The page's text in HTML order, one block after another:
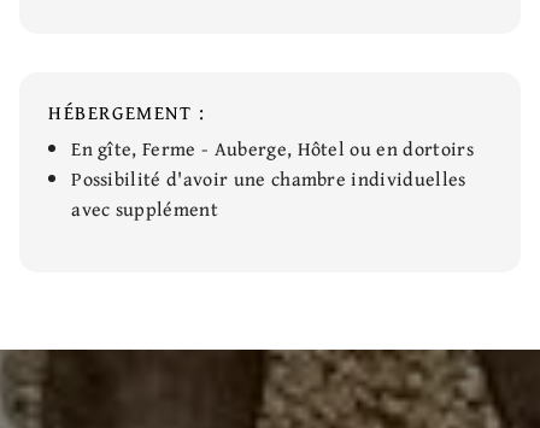
HÉBERGEMENT :
En gîte, Ferme - Auberge, Hôtel ou en dortoirs
Possibilité d'avoir une chambre individuelles
avec supplément